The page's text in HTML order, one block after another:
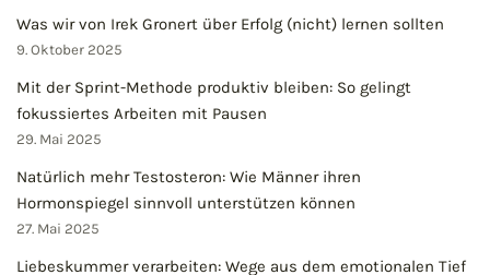
Was wir von Irek Gronert über Erfolg (nicht) lernen sollten
9. Oktober 2025
Mit der Sprint-Methode produktiv bleiben: So gelingt
fokussiertes Arbeiten mit Pausen
29. Mai 2025
Natürlich mehr Testosteron: Wie Männer ihren
Hormonspiegel sinnvoll unterstützen können
27. Mai 2025
Liebeskummer verarbeiten: Wege aus dem emotionalen Tief